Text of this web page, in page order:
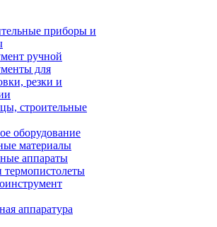
приборы и
ручной
для
резки и
строительные
оборудование
материалы
аппараты
аппаратура